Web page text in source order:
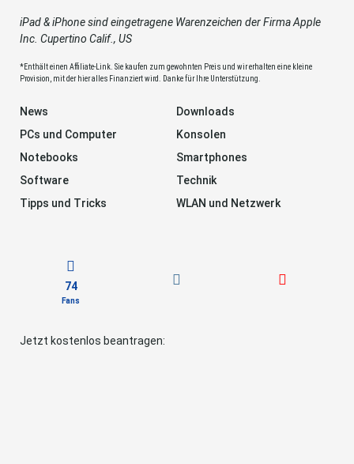
iPad & iPhone sind eingetragene Warenzeichen der Firma Apple
Inc. Cupertino Calif., US
*Enthält einen Affiliate-Link. Sie kaufen zum gewohnten Preis und wir erhalten eine kleine
Provision, mit der hier alles Finanziert wird. Danke für Ihre Unterstützung.
News
Downloads
PCs und Computer
Konsolen
Notebooks
Smartphones
Software
Technik
Tipps und Tricks
WLAN und Netzwerk
74
Fans
Jetzt kostenlos beantragen: